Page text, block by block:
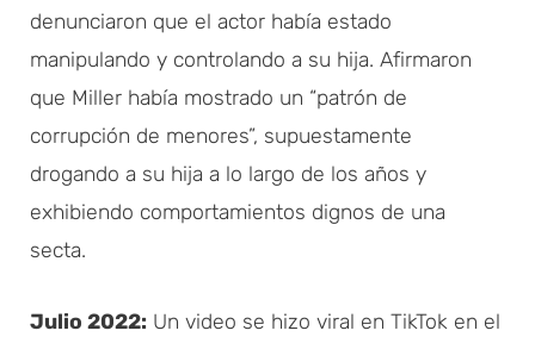
denunciaron que el actor había estado
manipulando y controlando a su hija. Afirmaron
que Miller había mostrado un “patrón de
corrupción de menores”, supuestamente
drogando a su hija a lo largo de los años y
exhibiendo comportamientos dignos de una
secta.
Julio 2022: Un video se hizo viral en TikTok en el